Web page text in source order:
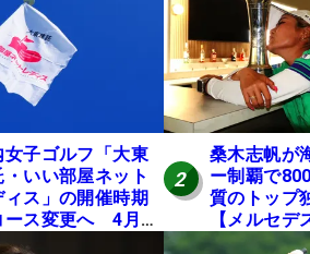
女子ゴルフ「大東
・いい部屋ネット
ィス」の開催時期
ース変更へ 4月に
で開催
2
桑木志帆が
ー制覇で
質のトップ
【メルセデ
ング番外編